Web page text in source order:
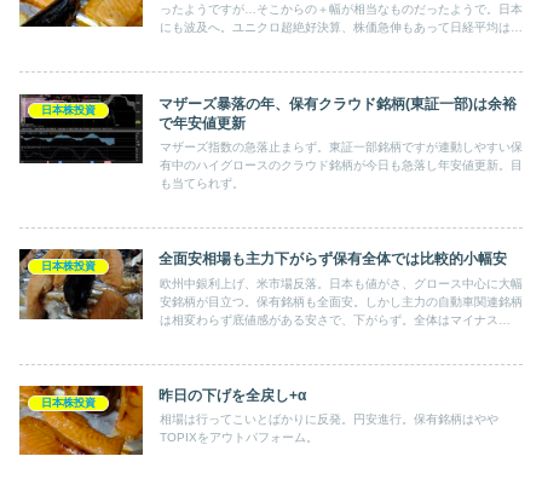
ったようですが…そこからの＋幅が相当なものだったようで。日本
にも波及へ。ユニクロ超絶好決算、株価急伸もあって日経平均は
日本株投資
マザーズ暴落の年、保有クラウド銘柄(東証一部)は余裕
で年安値更新
マザーズ指数の急落止まらず。東証一部銘柄ですが連動しやすい保
有中のハイグロースのクラウド銘柄が今日も急落し年安値更新。目
も当てられず。
日本株投資 全面安相場も主力下がらず保有全体では比較的小幅安
欧州中銀利上げ、米市場反落。日本も値がさ、グロース中心に大幅
安銘柄が目立つ。保有銘柄も全面安。しかし主力の自動車関連銘柄
は相変わらず底値感がある安さで、下がらず。全体はマイナス
日本株投資 昨日の下げを全戻し+α
相場は行ってこいとばかりに反発。円安進行。保有銘柄はやや
TOPIXをアウトパフォーム。